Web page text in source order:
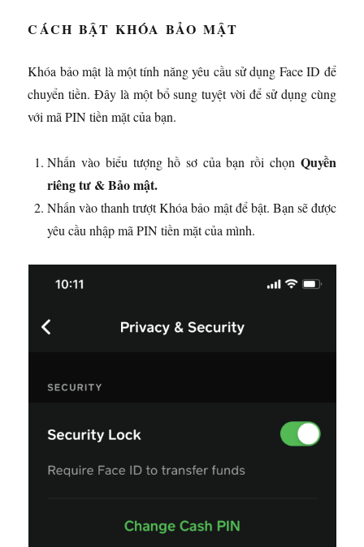
CÁCH BẬT KHÓA BẢO MẬT
Khóa bảo mật là một tính năng yêu cầu sử dụng Face ID để
chuyển tiền. Đây là một bổ sung tuyệt vời để sử dụng cùng
với mã PIN tiền mặt của bạn.
Nhấn vào biểu tượng hồ sơ của bạn rồi chọn Quyền
riêng tư & Bảo mật.
Nhấn vào thanh trượt Khóa bảo mật để bật. Bạn sẽ được
yêu cầu nhập mã PIN tiền mặt của mình.